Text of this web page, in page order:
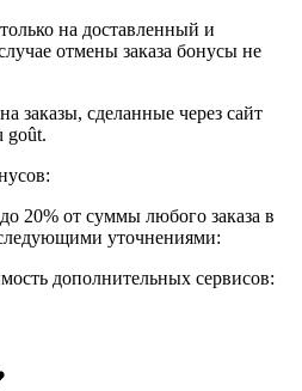
на доставленный и
отмены заказа бонусы не
заказы, сделанные через сайт
goût.
20% от суммы любого заказа в
уточнениями:
дополнительных сервисов: